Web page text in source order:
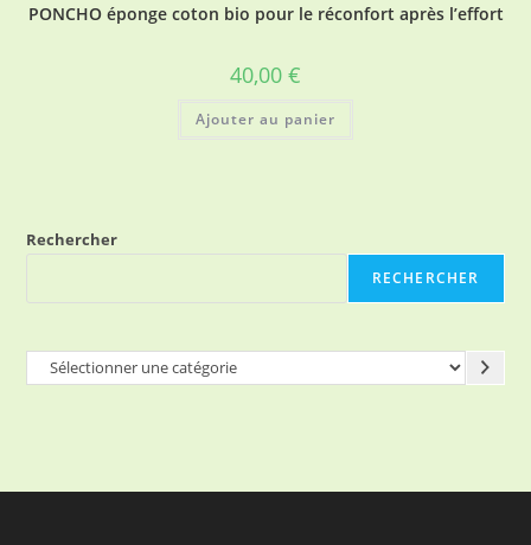
PONCHO éponge coton bio pour le réconfort après l’effort
40,00 €
Ajouter au panier
Rechercher
RECHERCHER
Sélectionner